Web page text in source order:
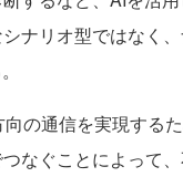
ナリオ型ではなく
の通信を実現する
なぐことによって